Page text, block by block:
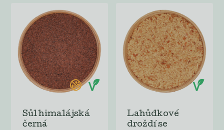
Sůl himalájská
černá
Lahůdkové
droždí se